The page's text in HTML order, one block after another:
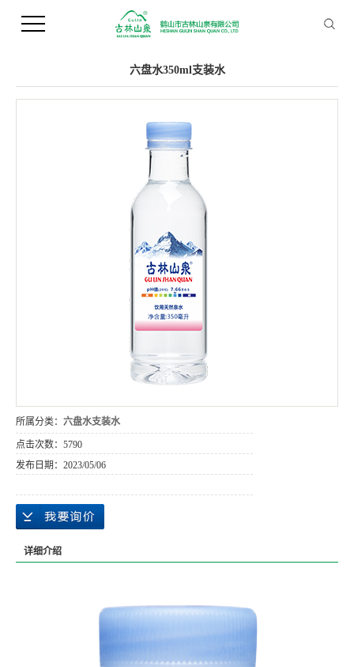
您当前的位置 ： 首 页>>产品中心>>支装水
六盘水350ml支装水
所属分类： 六盘水支装水
点击次数： 5790
发布日期： 2023/05/06
详细介绍